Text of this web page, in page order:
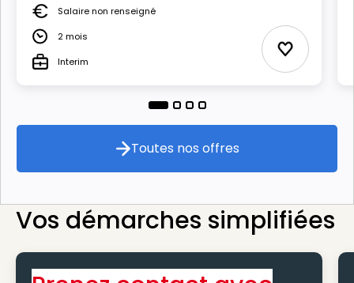
SalaireSalaire non renseigné
Durée2 mois
TypeInterim Ajouter
Toutes nos offres
Toutes nos offres
Vos démarches simplifiées